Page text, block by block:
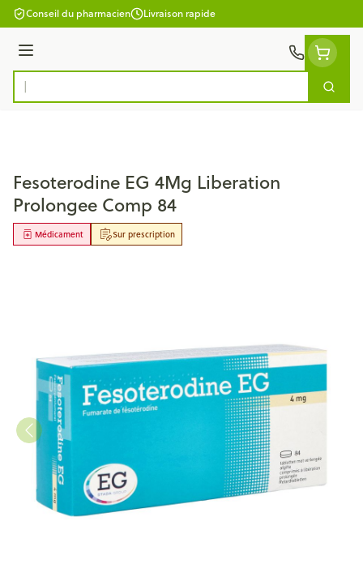
Aller au contenu
Conseil du pharmacien Livraison rapide
Menu
Rechercher
Fesoterodine EG 4Mg Liberation
Prolongee Comp 84
Sur prescription
Médicament